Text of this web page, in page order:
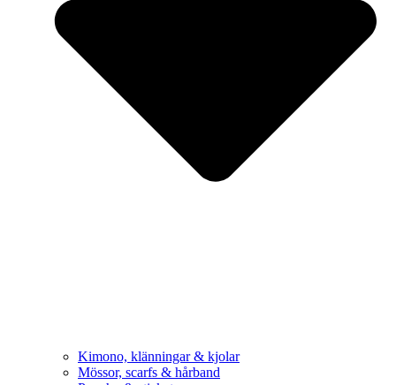
Kimono, klänningar & kjolar
Mössor, scarfs & hårband